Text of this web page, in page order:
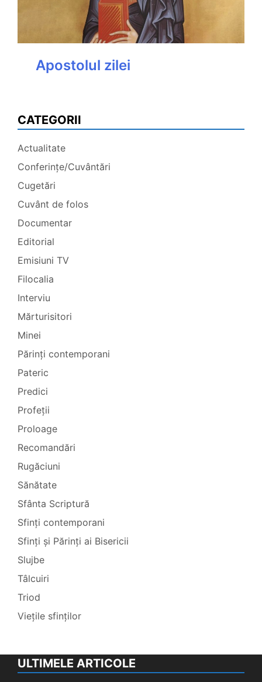
Apostolul zilei
CATEGORII
Actualitate
Conferințe/Cuvântări
Cugetări
Cuvânt de folos
Documentar
Editorial
Emisiuni TV
Filocalia
Interviu
Mărturisitori
Minei
Părinți contemporani
Pateric
Predici
Profeții
Proloage
Recomandări
Rugăciuni
Sănătate
Sfânta Scriptură
Sfinți contemporani
Sfinți și Părinți ai Bisericii
Slujbe
Tâlcuiri
Triod
Viețile sfinților
ULTIMELE ARTICOLE